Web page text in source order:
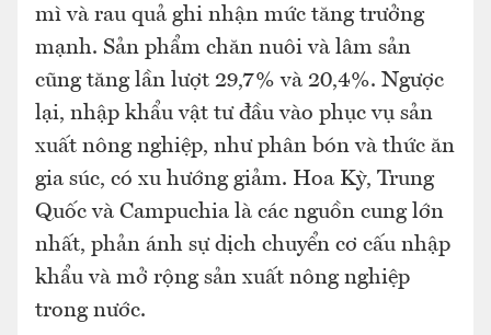
mì và rau quả ghi nhận mức tăng trưởng
mạnh. Sản phẩm chăn nuôi và lâm sản
cũng tăng lần lượt 29,7% và 20,4%. Ngược
lại, nhập khẩu vật tư đầu vào phục vụ sản
xuất nông nghiệp, như phân bón và thức ăn
gia súc, có xu hướng giảm. Hoa Kỳ, Trung
Quốc và Campuchia là các nguồn cung lớn
nhất, phản ánh sự dịch chuyển cơ cấu nhập
khẩu và mở rộng sản xuất nông nghiệp
trong nước.